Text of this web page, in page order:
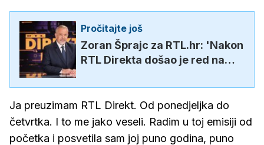
Pročitajte još
Zoran Šprajc za RTL.hr: 'Nakon
RTL Direkta došao je red na
uvrnutom pogledu...
Ja preuzimam RTL Direkt. Od ponedjeljka do
četvrtka. I to me jako veseli. Radim u toj emisiji od
početka i posvetila sam joj puno godina, puno